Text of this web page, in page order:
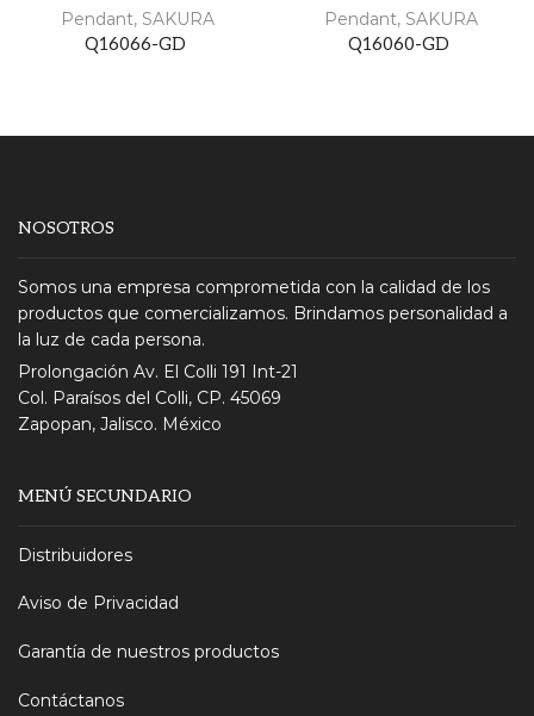
Pendant, SAKURA
Q16066-GD
Pendant, SAKURA
Q16060-GD
NOSOTROS
Somos una empresa comprometida con la calidad de los
productos que comercializamos. Brindamos personalidad a
la luz de cada persona.
Prolongación Av. El Colli 191 Int-21
Col. Paraísos del Colli, CP. 45069
Zapopan, Jalisco. México
MENÚ SECUNDARIO
Distribuidores
Aviso de Privacidad
Garantía de nuestros productos
Contáctanos